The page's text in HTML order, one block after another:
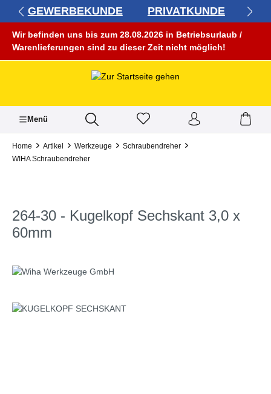
springen
GEWERBEKUNDE PRIVATKUNDE
Wir befinden uns bis zum 28.08.2026 in Betriebsurlaub /
Warenlieferungen sind zu dieser Zeit nicht möglich!
Menü
Home Artikel Werkzeuge
Schraubendreher
WIHA Schraubendreher
264-30 - Kugelkopf Sechskant 3,0 x
60mm
Bildergalerie überspringen